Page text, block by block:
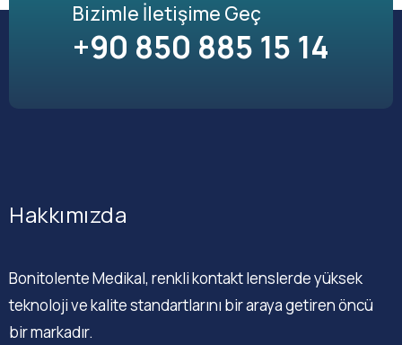
Bizimle İletişime Geç
+90 850 885 15 14
Hakkımızda
Bonitolente Medikal, renkli kontakt lenslerde yüksek
teknoloji ve kalite standartlarını bir araya getiren öncü
bir markadır.